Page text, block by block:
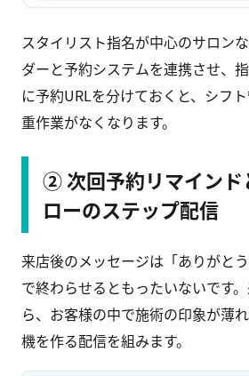
スタイリスト指名が中心のサロン
ダーと予約システムを連携させ、
に予約URLを分けておくと、シフ
重作業がなくなります。
② 次回予約リマインド
ローのステップ配信
来店後のメッセージは「ありがと
で終わらせるともったいないです
ら、お客様の中で施術の印象が薄
機を作る配信を組みます。